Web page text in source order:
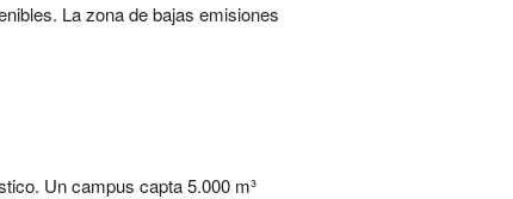
La zona de bajas emisiones
Un campus capta 5.000 m³